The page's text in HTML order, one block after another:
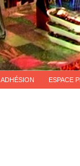
ADHÉSION ESPACE